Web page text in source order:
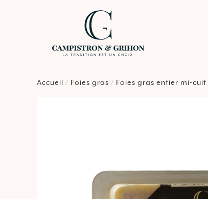
Accueil / Foies gras / Foies gras entier mi-cuit